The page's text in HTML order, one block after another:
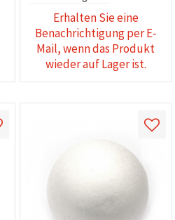
Erhalten Sie eine
Benachrichtigung per E-
Mail, wenn das Produkt
wieder auf Lager ist.